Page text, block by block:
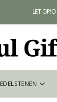
EDELSTENEN
LET OP!